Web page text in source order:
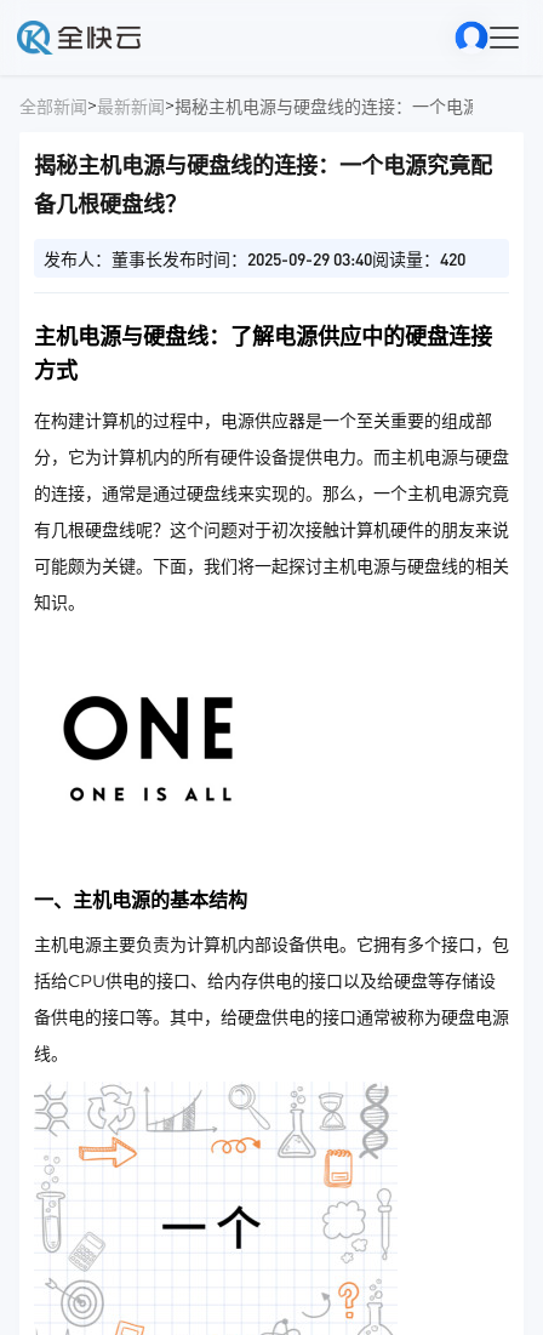
全部新闻>最新新闻>揭秘主机电源与硬盘线的连接：一个电源究竟配
揭秘主机电源与硬盘线的连接：一个电源究竟配
备几根硬盘线？
发布人：董事长发布时间：2025-09-29 03:40阅读量：420
主机电源与硬盘线：了解电源供应中的硬盘连接
方式
在构建计算机的过程中，电源供应器是一个至关重要的组成部
分，它为计算机内的所有硬件设备提供电力。而主机电源与硬盘
的连接，通常是通过硬盘线来实现的。那么，一个主机电源究竟
有几根硬盘线呢？这个问题对于初次接触计算机硬件的朋友来说
可能颇为关键。下面，我们将一起探讨主机电源与硬盘线的相关
知识。
一、主机电源的基本结构
主机电源主要负责为计算机内部设备供电。它拥有多个接口，包
括给CPU供电的接口、给内存供电的接口以及给硬盘等存储设
备供电的接口等。其中，给硬盘供电的接口通常被称为硬盘电源
线。